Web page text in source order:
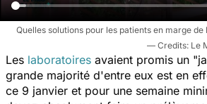
Quelles solutions pour les patients en marge
Le
Les laboratoires avaient promis un
grande majorité d'entre eux est en
ce 9 janvier et pour une semaine